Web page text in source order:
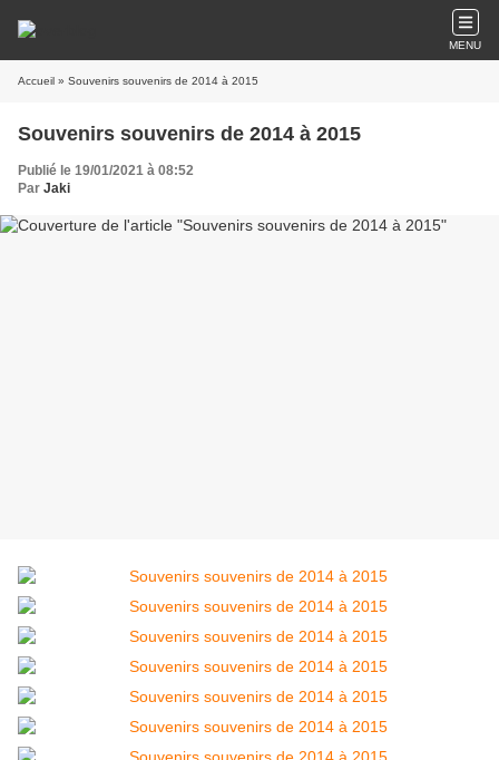
MENU
Accueil » Souvenirs souvenirs de 2014 à 2015
Souvenirs souvenirs de 2014 à 2015
Publié le 19/01/2021 à 08:52
Par Jaki